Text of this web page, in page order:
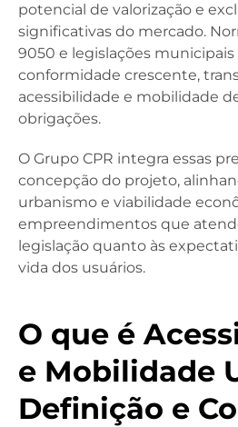
potencial de valorização e
significativas do mercado.
9050 e legislações
conformidade crescente,
acessibilidade e mobilidade
obrigações.
O Grupo CPR integra essas
concepção do projeto,
urbanismo e viabilidade
empreendimentos que
legislação quanto às
vida dos usuários.
O que é
e Mobilidade
Definição e